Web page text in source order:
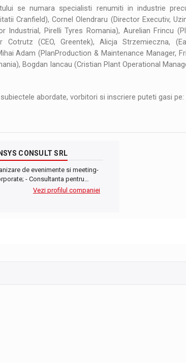
se numara specialisti renumiti in industrie
Cranfield), Cornel Olendraru (Director Executiv,
Industrial, Pirelli Tyres Romania), Aurelian Frincu
Cotrutz (CEO, Greentek), Alicja Strzemieczna,
Adam (PlanProduction & Maintenance Manager,
Bogdan Iancau (Cristian Plant Operational
abordate, vorbitori si inscriere puteti gasi pe:
CONSULT SRL
de evenimente si meeting-
- Consultanta pentru…
Vezi profilul companiei